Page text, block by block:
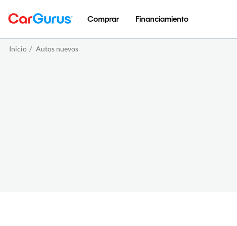
Comprar Financiamiento
Inicio / Autos nuevos